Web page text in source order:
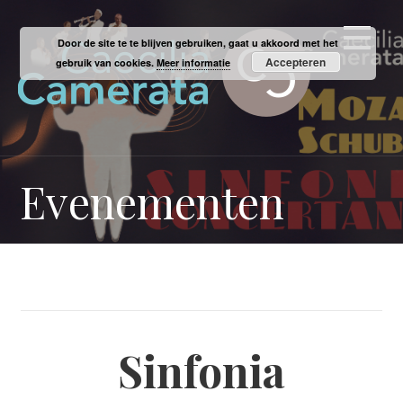
naar
inhoud
Evenementen
Sinfonia
Door de site te te blijven gebruiken, gaat u akkoord met het
gebruik van cookies. Meer informatie Accepteren